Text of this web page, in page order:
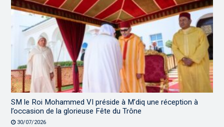
SM le Roi Mohammed VI préside à M’diq une réception à
l’occasion de la glorieuse Fête du Trône
30/07/2026